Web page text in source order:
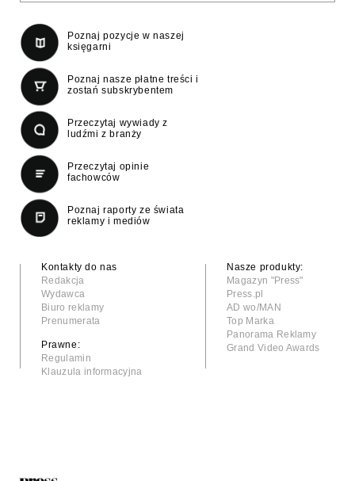
Poznaj pozycje w naszej
księgarni
Poznaj nasze płatne treści i
zostań subskrybentem
Przeczytaj wywiady z
ludźmi z branży
Przeczytaj opinie
fachowców
Poznaj raporty ze świata
reklamy i mediów
Kontakty do nas
Redakcja
Wydawca
Biuro reklamy
Prenumerata
Prawne:
Regulamin
Klauzula informacyjna
Nasze produkty:
Magazyn "Press"
Press.pl
AD wo/MAN
Top Marka
Panorama Reklamy
Grand Video Awards